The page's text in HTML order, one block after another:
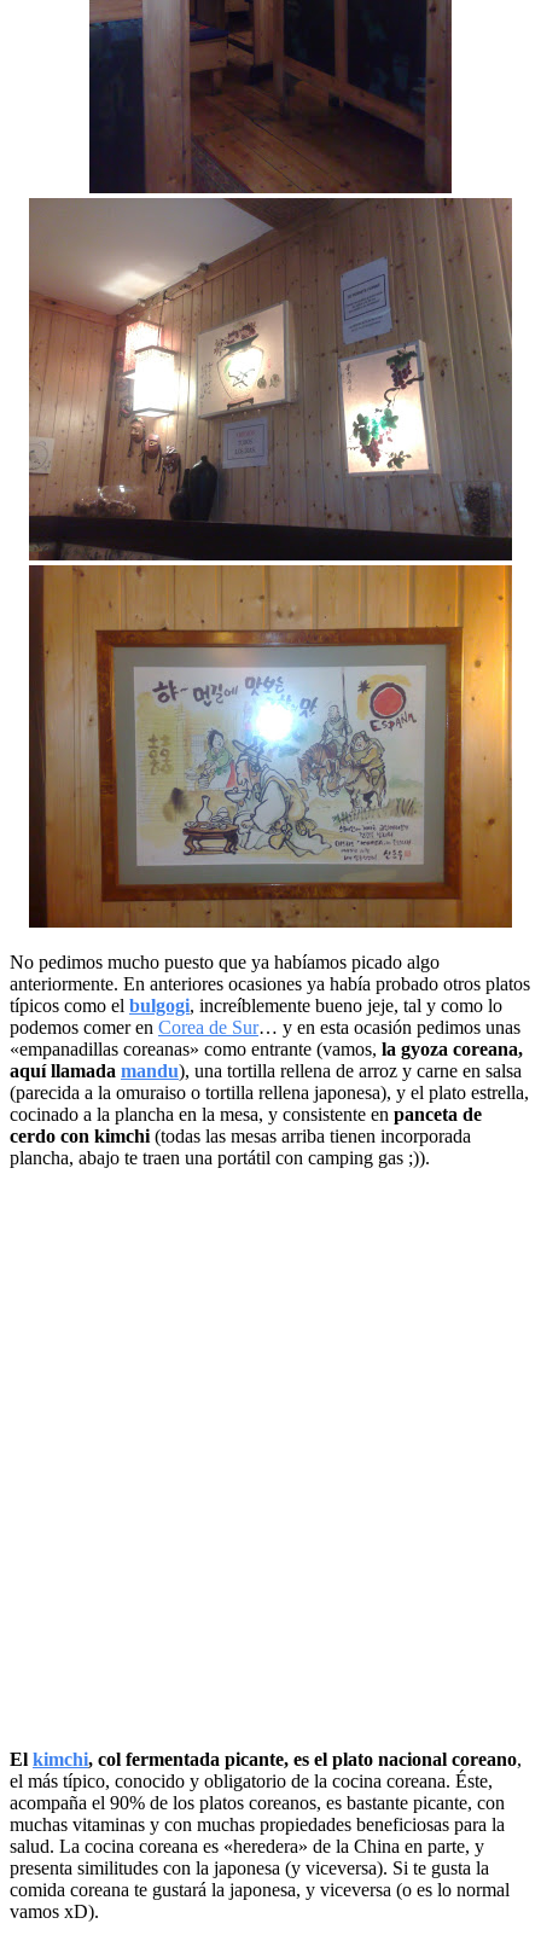
No pedimos mucho puesto que ya habíamos picado algo
anteriormente. En anteriores ocasiones ya había probado otros platos
típicos como el bulgogi, increíblemente bueno jeje, tal y como lo
podemos comer en Corea de Sur… y en esta ocasión pedimos unas
«empanadillas coreanas» como entrante (vamos, la gyoza coreana,
aquí llamada mandu), una tortilla rellena de arroz y carne en salsa
(parecida a la omuraiso o tortilla rellena japonesa), y el plato estrella,
cocinado a la plancha en la mesa, y consistente en panceta de
cerdo con kimchi(todas las mesas arriba tienen incorporada
plancha, abajo te traen una portátil con camping gas ;)).
El kimchi, col fermentada picante, es el plato nacional coreano,
el más típico, conocido y obligatorio de la cocina coreana. Éste,
acompaña el 90% de los platos coreanos, es bastante picante, con
muchas vitaminas y con muchas propiedades beneficiosas para la
salud. La cocina coreana es «heredera» de la China en parte, y
presenta similitudes con la japonesa (y viceversa). Si te gusta la
comida coreana te gustará la japonesa, y viceversa (o es lo normal
vamos xD).